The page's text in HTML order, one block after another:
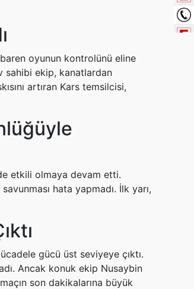
oyunun kontrolünü eline
sahibi ekip, kanatlardan
artıran Kars temsilcisi,
etkili olmaya devam etti.
hata yapmadı. İlk yarı,
gücü üst seviyeye çıktı.
Ancak konuk ekip Nusaybin
son dakikalarına büyük